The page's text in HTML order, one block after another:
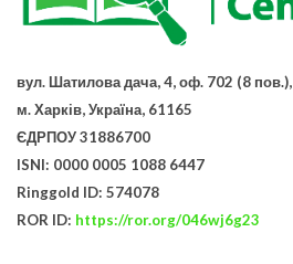
вул. Шатилова дача, 4, оф. 702 (8 пов.),
м. Харків, Україна, 61165
ЄДРПОУ 31886700
ISNI: 0000 0005 1088 6447
Ringgold ID: 574078
ROR ID: https://ror.org/046wj6g23